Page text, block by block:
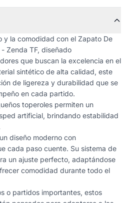
y la comodidad con el Zapato De
Zenda TF, diseñado
que buscan la excelencia en el
sintético de alta calidad, este
de ligereza y durabilidad que se
en cada partido.
toperoles permiten un
artificial, brindando estabilidad
diseño moderno con
cada paso cuente. Su sistema de
un ajuste perfecto, adaptándose
comodidad durante todo el
o partidos importantes, estos